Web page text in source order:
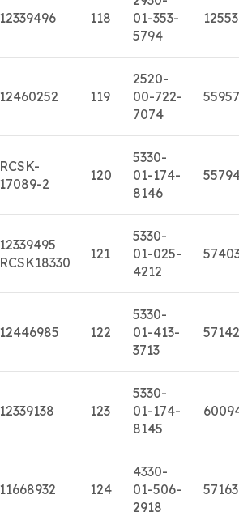
12339496 118
01-353-
5794
12460252 119
2520-
00-722-
7074
RCSK-
17089-2
120
5330-
01-174-
8146
12339495
RCSK18330
121
5330-
01-025-
4212
12446985 122
5330-
01-413-
3713
12339138 123
5330-
01-174-
8145
11668932 124
4330-
01-506-
2918